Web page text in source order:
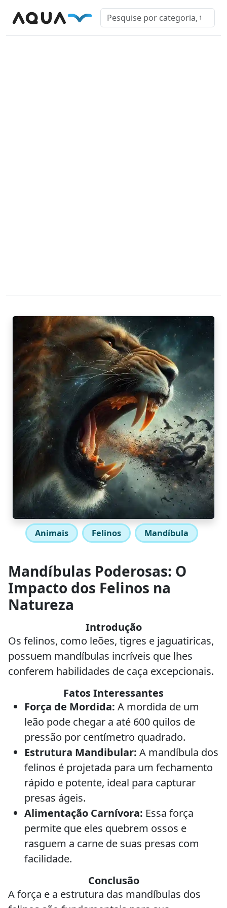
Animais Felinos Mandíbula
Mandíbulas Poderosas: O
Impacto dos Felinos na
Natureza
Introdução
Os felinos, como leões, tigres e jaguatiricas,
possuem mandíbulas incríveis que lhes
conferem habilidades de caça excepcionais.
Fatos Interessantes
Força de Mordida: A mordida de um
leão pode chegar a até 600 quilos de
pressão por centímetro quadrado.
Estrutura Mandibular: A mandíbula dos
felinos é projetada para um fechamento
rápido e potente, ideal para capturar
presas ágeis.
Alimentação Carnívora: Essa força
permite que eles quebrem ossos e
rasguem a carne de suas presas com
facilidade.
Conclusão
A força e a estrutura das mandíbulas dos